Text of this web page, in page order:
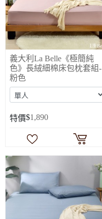
義大利La Belle《極簡純
色》長絨細棉床包枕套組-
粉色
特價$1,890